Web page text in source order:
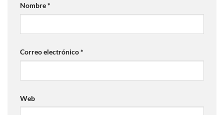
Nombre*
Correo electrónico*
Web